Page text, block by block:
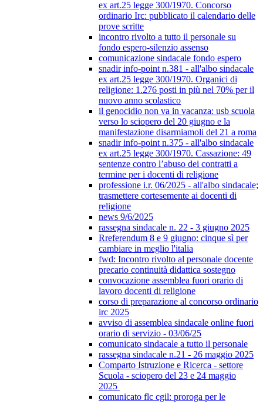
ex art.25 legge 300/1970. Concorso
ordinario Irc: pubblicato il calendario delle
prove scritte
incontro rivolto a tutto il personale su
fondo espero-silenzio assenso
comunicazione sindacale fondo espero
snadir info-point n.381 - all'albo sindacale
ex art.25 legge 300/1970. Organici di
religione: 1.276 posti in più nel 70% per il
nuovo anno scolastico
il genocidio non va in vacanza: usb scuola
verso lo sciopero del 20 giugno e la
manifestazione disarmiamoli del 21 a roma
snadir info-point n.375 - all'albo sindacale
ex art.25 legge 300/1970. Cassazione: 49
sentenze contro l’abuso dei contratti a
termine per i docenti di religione
professione i.r. 06/2025 - all'albo sindacale;
trasmettere cortesemente ai docenti di
religione
news 9/6/2025
rassegna sindacale n. 22 - 3 giugno 2025
Rreferendum 8 e 9 giugno: cinque sì per
cambiare in meglio l'italia
fwd: Incontro rivolto al personale docente
precario continuità didattica sostegno
convocazione assemblea fuori orario di
lavoro docenti di religione
corso di preparazione al concorso ordinario
irc 2025
avviso di assemblea sindacale online fuori
orario di servizio - 03/06/25
comunicato sindacale a tutto il personale
rassegna sindacale n.21 - 26 maggio 2025
Comparto Istruzione e Ricerca - settore
Scuola - sciopero del 23 e 24 maggio
2025
comunicato flc cgil: proroga per le